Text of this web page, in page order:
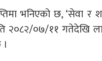
भनिएको छ,
२०८२/०७/११ गतेदेखि